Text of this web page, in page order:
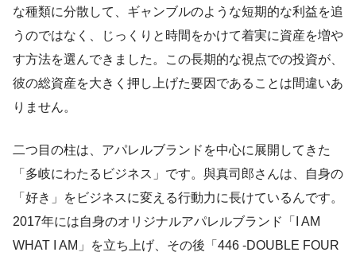
な種類に分散して、ギャンブルのような短期的な利益を追
うのではなく、じっくりと時間をかけて着実に資産を増や
す方法を選んできました。この長期的な視点での投資が、
彼の総資産を大きく押し上げた要因であることは間違いあ
りません。
二つ目の柱は、アパレルブランドを中心に展開してきた
「多岐にわたるビジネス」です。與真司郎さんは、自身の
「好き」をビジネスに変える行動力に長けているんです。
2017年には自身のオリジナルアパレルブランド「I AM
WHAT I AM」を立ち上げ、その後「446 -DOUBLE FOUR